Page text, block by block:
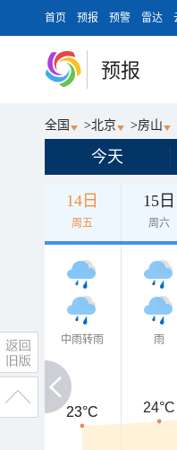
首页 预报 预警 雷达
预报
全国 >北京 >房山
今天
14日
周五
15日
周六
中雨转雨 雨
23°C
23°C 24°C